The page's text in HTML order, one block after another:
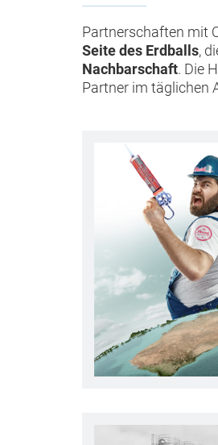
Partnerschaften mit
Seite des Erdballs,
Nachbarschaft. Die
Partner im täglichen